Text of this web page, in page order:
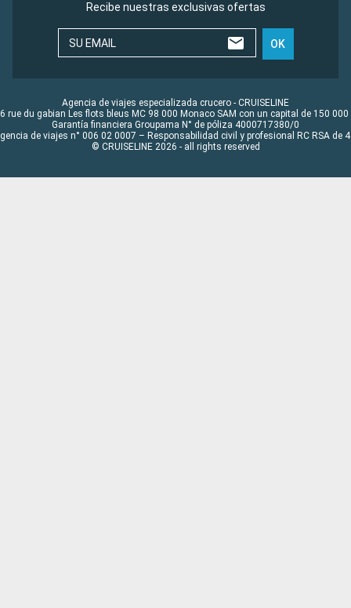
Recibe nuestras exclusivas ofertas
SU EMAIL OK
Agencia de viajes especializada crucero - CRUISELINE
rue du gabian Les flots bleus MC 98 000 Monaco SAM con un capital de 150 000
Garantía financiera Groupama N° de póliza 4000717380/0
de viajes n° 006 02 0007 – Responsabilidad civil y profesional RC RSA de
© CRUISELINE 2026 - all rights reserved